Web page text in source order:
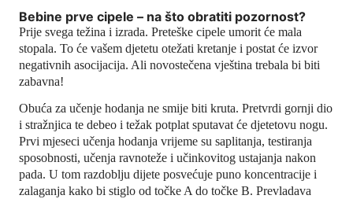
Bebine prve cipele – na što obratiti pozornost?
Prije svega težina i izrada. Preteške cipele umorit će mala
stopala. To će vašem djetetu otežati kretanje i postat će izvor
negativnih asocijacija. Ali novostečena vještina trebala bi biti
zabavna!
Obuća za učenje hodanja ne smije biti kruta. Pretvrdi gornji dio
i stražnjica te debeo i težak potplat sputavat će djetetovu nogu.
Prvi mjeseci učenja hodanja vrijeme su saplitanja, testiranja
sposobnosti, učenja ravnoteže i učinkovitog ustajanja nakon
pada. U tom razdoblju dijete posvećuje puno koncentracije i
zalaganja kako bi stiglo od točke A do točke B. Prevladava